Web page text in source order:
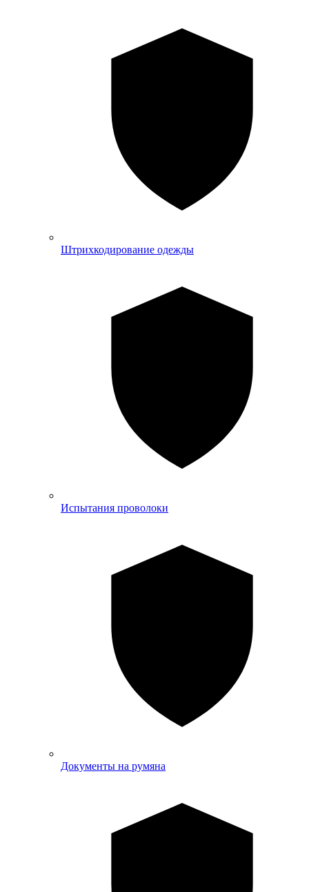
Штрихкодирование одежды
Испытания проволоки
Документы на румяна